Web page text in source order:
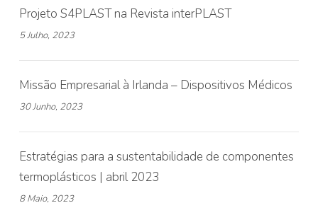
Projeto S4PLAST na Revista interPLAST
5 Julho, 2023
Missão Empresarial à Irlanda – Dispositivos Médicos
30 Junho, 2023
Estratégias para a sustentabilidade de componentes
termoplásticos | abril 2023
8 Maio, 2023